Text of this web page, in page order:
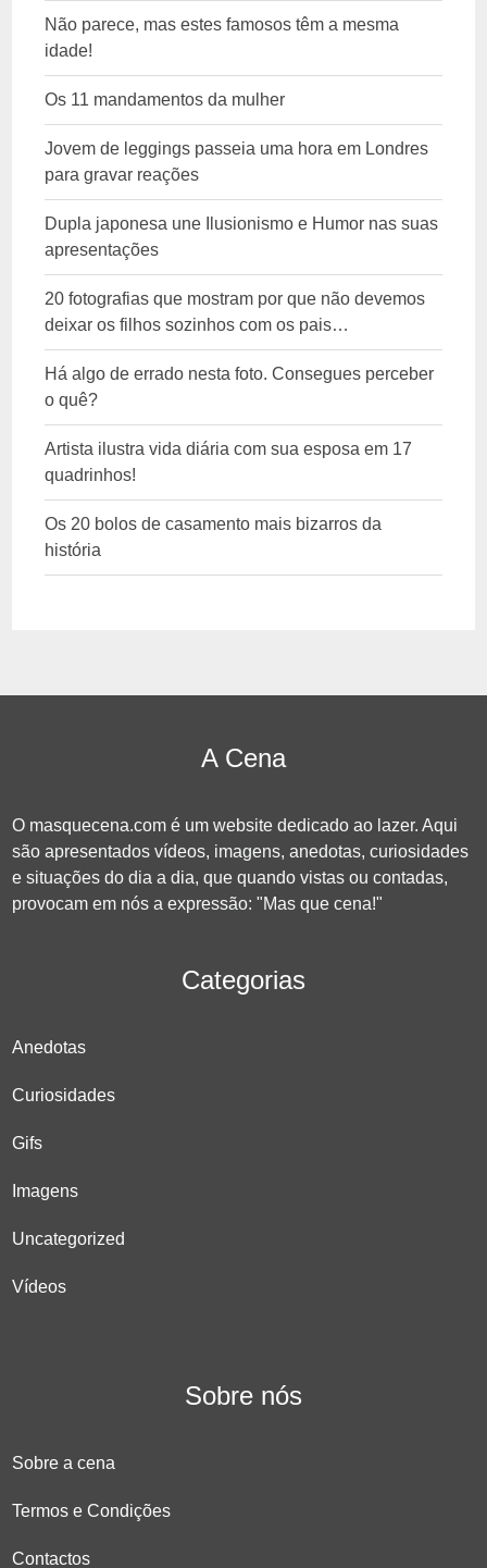
Não parece, mas estes famosos têm a mesma
idade!
Os 11 mandamentos da mulher
Jovem de leggings passeia uma hora em Londres
para gravar reações
Dupla japonesa une Ilusionismo e Humor nas suas
apresentações
20 fotografias que mostram por que não devemos
deixar os filhos sozinhos com os pais…
Há algo de errado nesta foto. Consegues perceber
o quê?
Artista ilustra vida diária com sua esposa em 17
quadrinhos!
Os 20 bolos de casamento mais bizarros da
história
A Cena
O masquecena.com é um website dedicado ao lazer. Aqui
são apresentados vídeos, imagens, anedotas, curiosidades
e situações do dia a dia, que quando vistas ou contadas,
provocam em nós a expressão: "Mas que cena!"
Categorias
Anedotas
Curiosidades
Gifs
Imagens
Uncategorized
Vídeos
Sobre nós
Sobre a cena
Termos e Condições
Contactos